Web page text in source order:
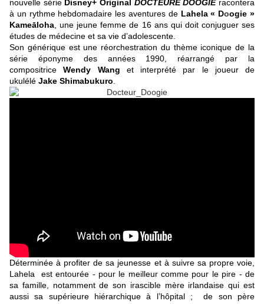
nouvelle série Disney+ Original DOCTEURE DOOGIEracontera
à un rythme hebdomadaire les aventures de Lahela « Doogie »
Kameāloha , une jeune femme de 16 ans qui doit conjuguer ses
études de médecine et sa vie d’adolescente.
Son générique est une réorchestration du thème iconique de la
série éponyme des années 1990, réarrangé par la
compositriceWendy Wang et interprété par le joueur de
ukulélé Jake Shimabukuro
Déterminée à profiter de sa jeunesse et à suivre sa propre voie,
Lahela est entourée - pour le meilleur comme pour le pire - de
sa famille, notamment de son irascible mère irlandaise qui est
aussi sa supérieure hiérarchique à l’hôpital ; de son père